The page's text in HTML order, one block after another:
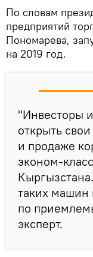
По словам
предприятий
Пономарева,
на 2019 год.
"Инвесторы
открыть
и продаже
эконом-
таких машин
по
эксперт.